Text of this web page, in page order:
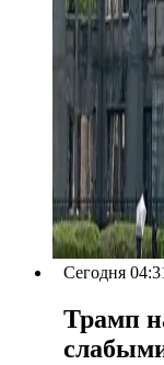
Сегодня
Трамп